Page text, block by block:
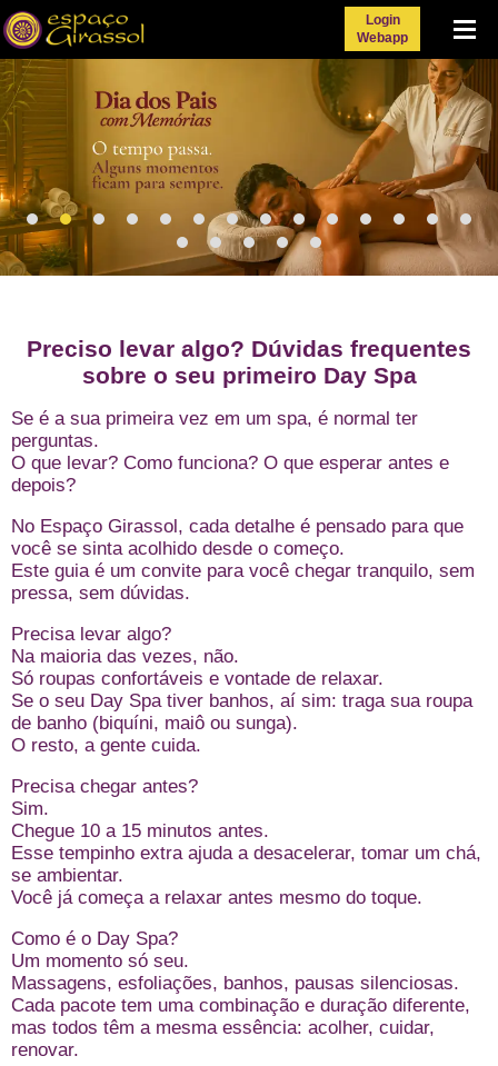
Login
Webapp
Menu
Preciso levar algo? Dúvidas frequentes
sobre o seu primeiro Day Spa
Se é a sua primeira vez em um spa, é normal ter
perguntas.
O que levar? Como funciona? O que esperar antes e
depois?
No Espaço Girassol, cada detalhe é pensado para que
você se sinta acolhido desde o começo.
Este guia é um convite para você chegar tranquilo, sem
pressa, sem dúvidas.
Precisa levar algo?
Na maioria das vezes, não.
Só roupas confortáveis e vontade de relaxar.
Se o seu Day Spa tiver banhos, aí sim: traga sua roupa
de banho (biquíni, maiô ou sunga).
O resto, a gente cuida.
Precisa chegar antes?
Sim.
Chegue 10 a 15 minutos antes.
Esse tempinho extra ajuda a desacelerar, tomar um chá,
se ambientar.
Você já começa a relaxar antes mesmo do toque.
Como é o Day Spa?
Um momento só seu.
Massagens, esfoliações, banhos, pausas silenciosas.
Cada pacote tem uma combinação e duração diferente,
mas todos têm a mesma essência: acolher, cuidar,
renovar.